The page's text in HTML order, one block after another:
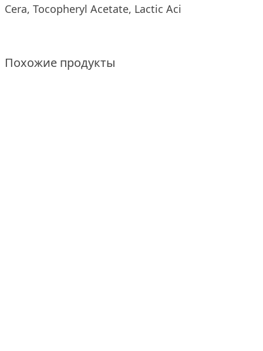
Cera, Tocopheryl Acetate, Lactic Aci
Похожие продукты